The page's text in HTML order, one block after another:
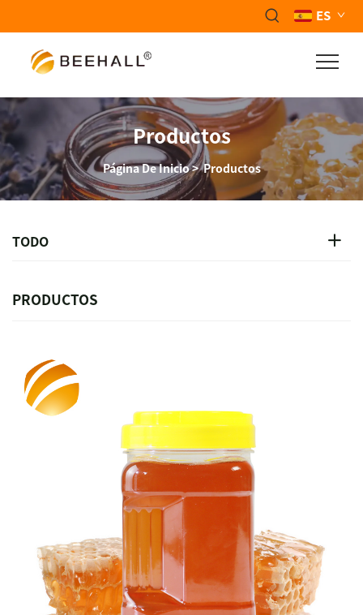
ES
Productos
Página De Inicio>Productos
TODO
PRODUCTOS